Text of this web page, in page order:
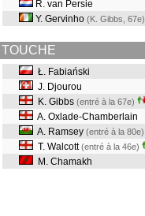
R. van Persie
Y. Gervinho (K. Gibbs, 67e)
Ł. Fabiański
J. Djourou
K. Gibbs (entré à la 67e)
A. Oxlade-Chamberlain
A. Ramsey (entré à la 80e)
T. Walcott(entré à la 46e)
M. Chamakh